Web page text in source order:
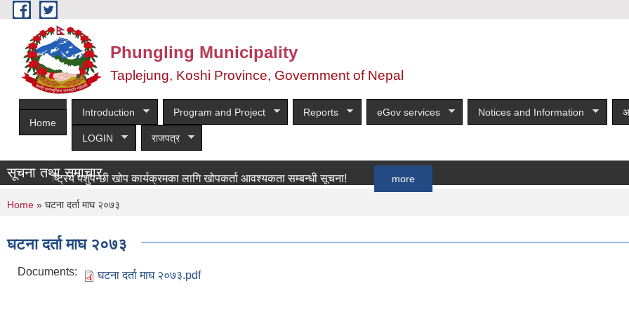
Skip to main content
Phungling Municipality
Taplejung, Koshi Province, Government of Nepal
Home
Introduction Program and Project Reports eGov services Notices and Information
LOGIN राजपत्र
सूचना तथा समाचार
राष्ट्रिय पशुपन्छी खोप कार्यक्रमका लागि खोपकर्ता आवश्यकता सम्बन्धी सूचना!
You are here
Home » घटना दर्ता माघ २०७३
घटना दर्ता माघ २०७३
Documents: घटना दर्ता माघ २०७३.pdf